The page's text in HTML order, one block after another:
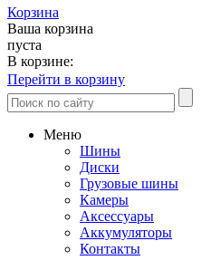
Корзина
Ваша корзина
пуста
В корзине:
Перейти в корзину
Меню
Шины
Диски
Грузовые шины
Камеры
Аксессуары
Аккумуляторы
Контакты